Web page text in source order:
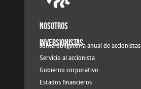
NOSOTROS
INVERSIONISTAS
Junta obligatoria anual de accionistas
Servicio al accionista
Gobierno corporativo
Estados financieros